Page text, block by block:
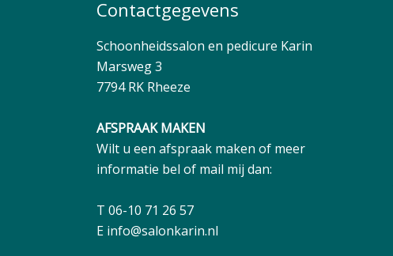
Contactgegevens
Schoonheidssalon en pedicure Karin
Marsweg 3
7794 RK Rheeze
AFSPRAAK MAKEN
Wilt u een afspraak maken of meer
informatie bel of mail mij dan:
T 06-10 71 26 57
E info@salonkarin.nl